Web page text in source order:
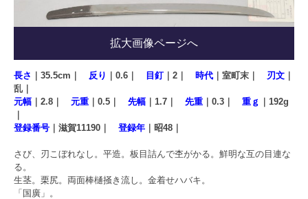
拡大画像ページへ
長さ ｜35.5cm｜ 反り ｜0.6｜ 目釘 ｜2｜ 時代 ｜室町末｜ 刃文 ｜
乱｜
元幅 ｜2.8｜ 元重 ｜0.5｜ 先幅 ｜1.7｜ 先重 ｜0.3｜ 重ｇ ｜192g
｜
登録番号 ｜滋賀11190｜ 登録年 ｜昭48｜
さび、刃こぼれなし。平造。板目詰んで杢がかる。鮮明な互の目連な
る。
生茎。栗尻。両面棒樋掻き流し。金着せハバキ。
「国廣」。